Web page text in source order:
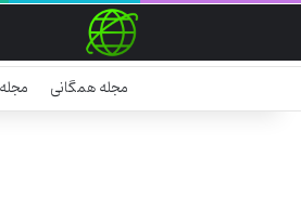
مجله همگانی